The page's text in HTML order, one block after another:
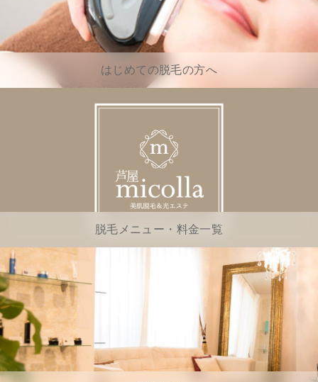
はじめての脱毛の方へ
脱毛メニュー・料金一覧